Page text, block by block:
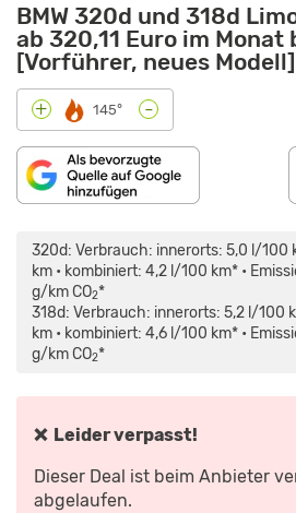
BMW 320d und 318d
ab 320,11 Euro im
[Vorführer, neues Modell]
+ 145° -
320d: Verbrauch: innerorts: 5,0 l/100
km • kombiniert: 4,2 l/100 km* •
g/km CO2*
318d: Verbrauch: innerorts: 5,2 l/100
km • kombiniert: 4,6 l/100 km* •
g/km CO2*
❌ Leider verpasst!
Dieser Deal ist beim Anbieter
abgelaufen.
BMW
3ER
(G20):
FAKTEN,
DIE
DU
SICHER
NICHT
KENNST
MOTOR
SPORT“
VON